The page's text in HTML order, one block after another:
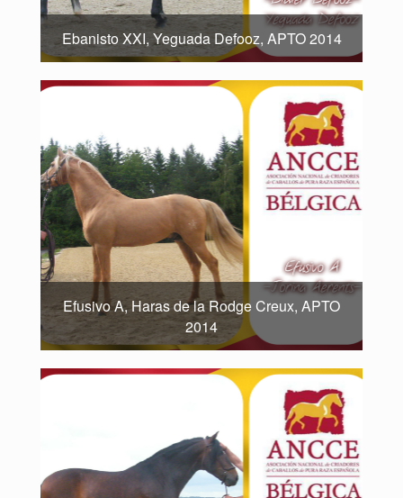
Ebanisto XXI, Yeguada Defooz, APTO 2014
Efusivo A, Haras de la Rodge Creux, APTO
2014